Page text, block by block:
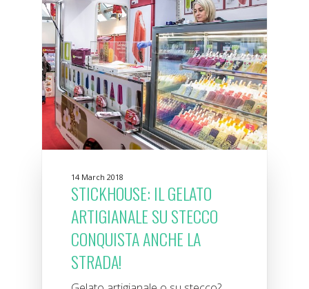
14 March 2018
STICKHOUSE: IL GELATO
ARTIGIANALE SU STECCO
CONQUISTA ANCHE LA
STRADA!